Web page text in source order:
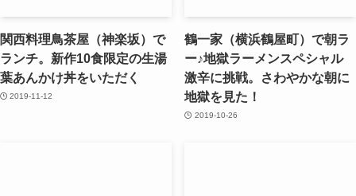
関西料理鳥茶屋（神楽坂）で
ランチ。新作10食限定の生湯
葉あんかけ丼をいただく
2019-11-12
鶴一家（横浜鶴屋町）で朝ラ
ー♪地獄ラーメンスペシャル
激辛に挑戦。さわやかな朝に
地獄を見た！
2019-10-26